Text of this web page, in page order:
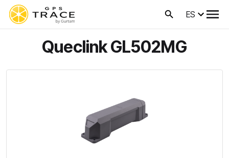
ES
Queclink GL502MG